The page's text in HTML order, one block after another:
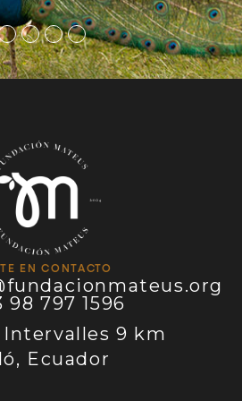
EN CONTACTO
98 797 1596
9 km
Ecuador